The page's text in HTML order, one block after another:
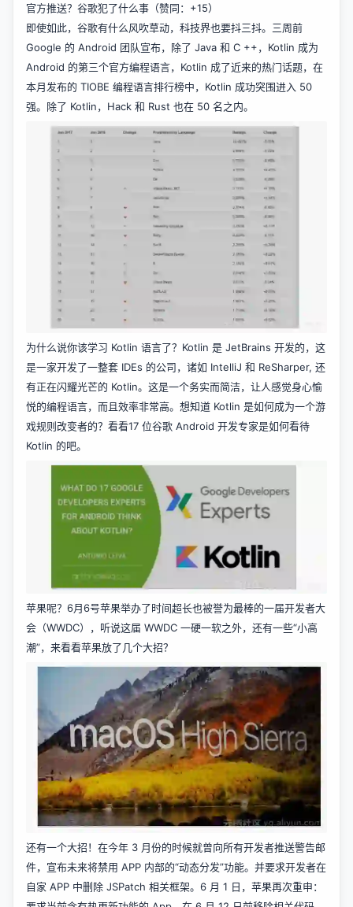
官方推送？谷歌犯了什么事（赞同：+15）
即使如此，谷歌有什么风吹草动，科技界也要抖三抖。三周前
Google 的 Android 团队宣布，除了 Java 和 C ++，Kotlin 成为
Android 的第三个官方编程语言，Kotlin 成了近来的热门话题，在
本月发布的 TIOBE 编程语言排行榜中，Kotlin 成功突围进入 50
强。除了 Kotlin，Hack 和 Rust 也在 50 名之内。
为什么说你该学习 Kotlin 语言了？Kotlin 是 JetBrains 开发的，这
是一家开发了一整套 IDEs 的公司，诸如 IntelliJ 和 ReSharper, 还
有正在闪耀光芒的 Kotlin。这是一个务实而简洁，让人感觉身心愉
悦的编程语言，而且效率非常高。想知道 Kotlin 是如何成为一个游
戏规则改变者的？看看17 位谷歌 Android 开发专家是如何看待
Kotlin 的吧。
苹果呢？6月6号苹果举办了时间超长也被誉为最棒的一届开发者大
会（WWDC），听说这届 WWDC 一硬一软之外，还有一些“小高
潮”，来看看苹果放了几个大招？
还有一个大招！在今年 3 月份的时候就曾向所有开发者推送警告邮
件，宣布未来将禁用 APP 内部的“动态分发”功能。并要求开发者在
自家 APP 中删除 JSPatch 相关框架。6 月 1 日，苹果再次重申：